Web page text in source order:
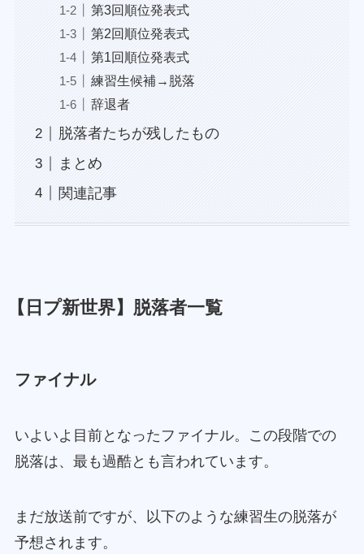
第3回順位発表式
第2回順位発表式
第1回順位発表式
練習生候補→脱落
辞退者
脱落者たちが残したもの
まとめ
関連記事
【日プ新世界】脱落者一覧
ファイナル
いよいよ目前となったファイナル。この段階での
脱落は、最も過酷とも言われています。
まだ放送前ですが、以下のような練習生の脱落が
予想されます。